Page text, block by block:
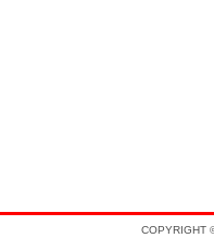
COPYRIGHT